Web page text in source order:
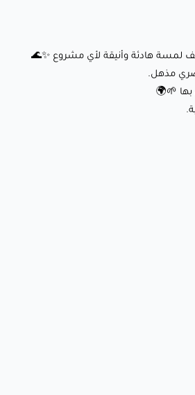
والتفصيلية.
يوفر طباعة نظيفة وحادة بجودة ثابتة
لمسة هادئة وأنيقة لأي مشروع ✨🌊
مذهل.
بها 🌱🌍